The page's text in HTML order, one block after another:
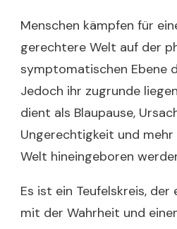
Menschen kämpfen für
gerechtere Welt auf der
symptomatischen Ebene
Jedoch ihr zugrunde
dient als Blaupause,
Ungerechtigkeit und
Welt hineingeboren
Es ist ein Teufelskreis,
mit der Wahrheit und